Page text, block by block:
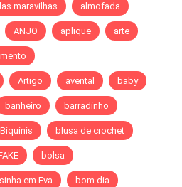
maravilhas almofada
ANJO aplique arte
Artigo avental baby
banheiro barradinho
Biquínis blusa de crochet
bolsa
em Eva bom dia